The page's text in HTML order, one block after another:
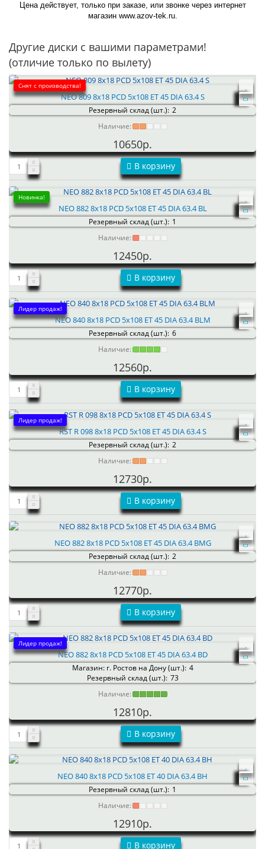
Цена действует, только при заказе, или звонке через интернет
магазин www.azov-tek.ru.
Другие диски с вашими параметрами!
(отличие только по вылету)
Снят с производства!
NEO 809 8x18 PCD 5x108 ET 45 DIA 63.4 S
Резервный склад (шт.): 2
Наличие:
10650р.
В корзину
Новинка!
NEO 882 8x18 PCD 5x108 ET 45 DIA 63.4 BL
Резервный склад (шт.): 1
Наличие:
12450р.
В корзину
Лидер продаж!
NEO 840 8x18 PCD 5x108 ET 45 DIA 63.4 BLM
Резервный склад (шт.): 6
Наличие:
12560р.
В корзину
Лидер продаж!
RST R 098 8x18 PCD 5x108 ET 45 DIA 63.4 S
Резервный склад (шт.): 2
Наличие:
12730р.
В корзину
NEO 882 8x18 PCD 5x108 ET 45 DIA 63.4 BMG
Резервный склад (шт.): 2
Наличие:
12770р.
В корзину
Лидер продаж!
NEO 882 8x18 PCD 5x108 ET 45 DIA 63.4 BD
Магазин: г. Ростов на Дону (шт.): 4
Резервный склад (шт.): 73
Наличие:
12810р.
В корзину
NEO 840 8x18 PCD 5x108 ET 40 DIA 63.4 BH
Резервный склад (шт.): 1
Наличие:
12910р.
В корзину